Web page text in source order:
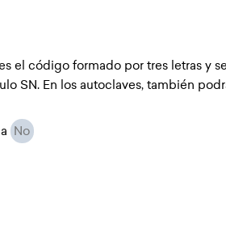
el código formado por tres letras y
SN. En los autoclaves, también